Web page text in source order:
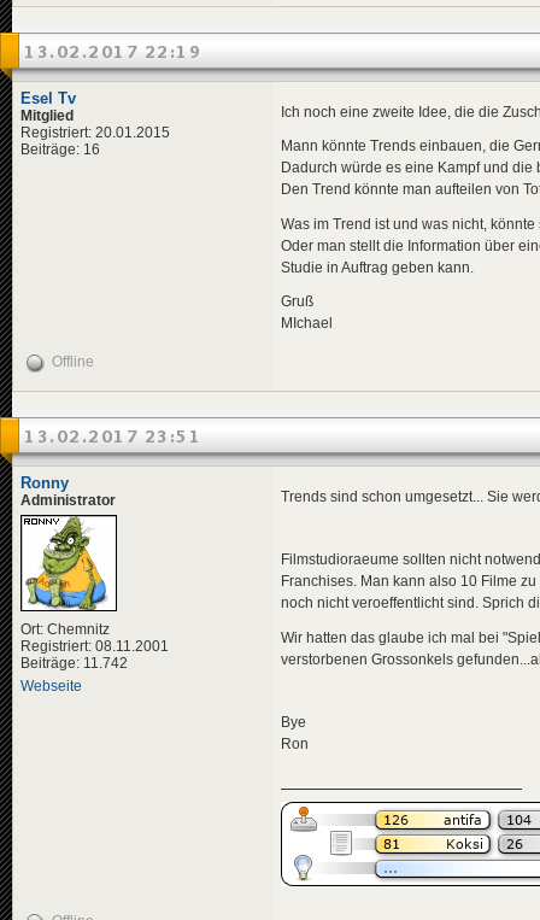
13.02.2017 22:19
Esel Tv
Mitglied
Registriert: 20.01.2015
Beiträge: 16
Ich noch eine zweite Idee, die die
Mann könnte Trends einbauen, die
Dadurch würde es eine Kampf und
Den Trend könnte man aufteilen von
Was im Trend ist und was nicht,
Oder man stellt die Information über
Studie in Auftrag geben kann.
Gruß
MIchael
Offline
13.02.2017 23:51
Ronny
Administrator
Ort: Chemnitz
Registriert: 08.11.2001
Beiträge: 11.742
Webseite
Trends sind schon umgesetzt... Sie
Filmstudioraeume sollten nicht
Franchises. Man kann also 10 Filme
noch nicht veroeffentlicht sind. Sprich
Wir hatten das glaube ich mal bei
verstorbenen Grossonkels
Bye
Ron